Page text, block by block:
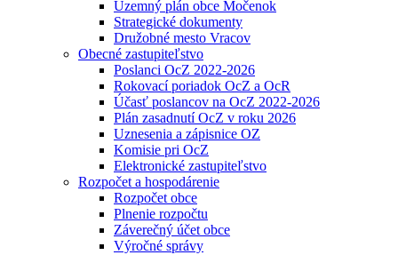
Územný plán obce Močenok
Strategické dokumenty
Družobné mesto Vracov
Obecné zastupiteľstvo
Poslanci OcZ 2022-2026
Rokovací poriadok OcZ a OcR
Účasť poslancov na OcZ 2022-2026
Plán zasadnutí OcZ v roku 2026
Uznesenia a zápisnice OZ
Komisie pri OcZ
Elektronické zastupiteľstvo
Rozpočet a hospodárenie
Rozpočet obce
Plnenie rozpočtu
Záverečný účet obce
Výročné správy